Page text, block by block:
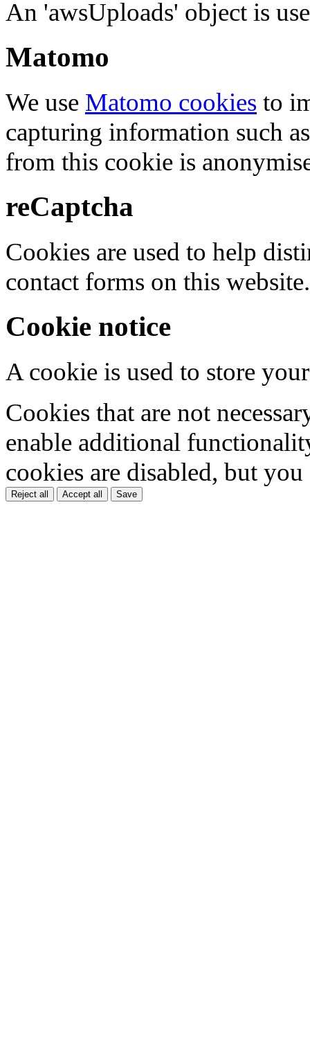
An 'awsUploads' object is
Matomo
We use Matomo cookies to
capturing information such
from this cookie is
reCaptcha
Cookies are used to help
contact forms on this website.
Cookie notice
A cookie is used to store
Cookies that are not
enable additional
cookies are disabled, but
Reject all Accept all Save